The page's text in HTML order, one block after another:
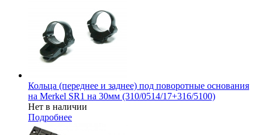
Кольца (переднее и заднее) под поворотные основания
на Merkel SR1 на 30мм (310/0514/17+316/5100)
Нет в наличии
Подробнее